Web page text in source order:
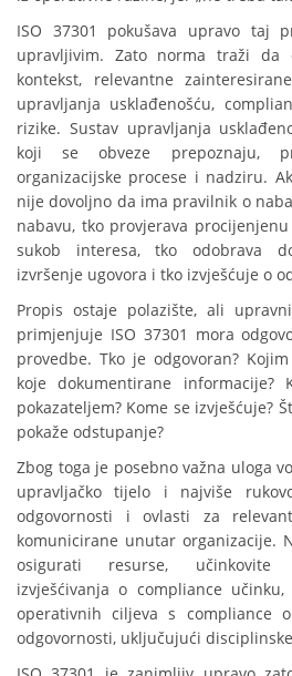
ISO 37301 pokušava upravo taj
upravljivim. Zato norma traži da
kontekst, relevantne
upravljanja usklađenošću,
rizike. Sustav upravljanja
koji se obveze prepoznaju,
organizacijske procese i nadziru.
nije dovoljno da ima pravilnik o
nabavu, tko provjerava
sukob interesa, tko odobrava
izvršenje ugovora i tko izvješćuje o
Propis ostaje polazište, ali
primjenjuje ISO 37301 mora
provedbe. Tko je odgovoran?
koje dokumentirane informacije?
pokazateljem? Kome se izvješćuje?
pokaže odstupanje?
Zbog toga je posebno važna uloga
upravljačko tijelo i najviše
odgovornosti i ovlasti za
komunicirane unutar organizacije.
osigurati resurse, učinkovite
izvješćivanja o compliance
operativnih ciljeva s compliance
odgovornosti, uključujući